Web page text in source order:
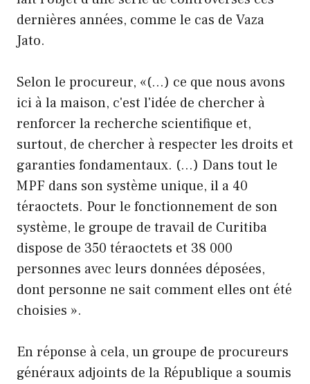
dernières années, comme le cas de Vaza
Jato.
Selon le procureur, «(…) ce que nous avons
ici à la maison, c'est l'idée de chercher à
renforcer la recherche scientifique et,
surtout, de chercher à respecter les droits et
garanties fondamentaux. (…) Dans tout le
MPF dans son système unique, il a 40
téraoctets. Pour le fonctionnement de son
système, le groupe de travail de Curitiba
dispose de 350 téraoctets et 38 000
personnes avec leurs données déposées,
dont personne ne sait comment elles ont été
choisies ».
En réponse à cela, un groupe de procureurs
généraux adjoints de la République a soumis